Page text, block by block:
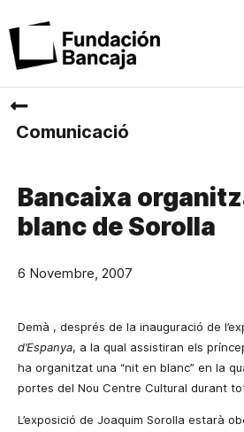
Comunicació
Bancaixa
blanc de Sorolla
6 Novembre, 2007
Demà , després de la inauguració de
d’Espanya, a la qual assistiran els
ha organitzat una “nit en blanc” en la
portes del Nou Centre Cultural durant
L’exposició de Joaquim Sorolla estarà